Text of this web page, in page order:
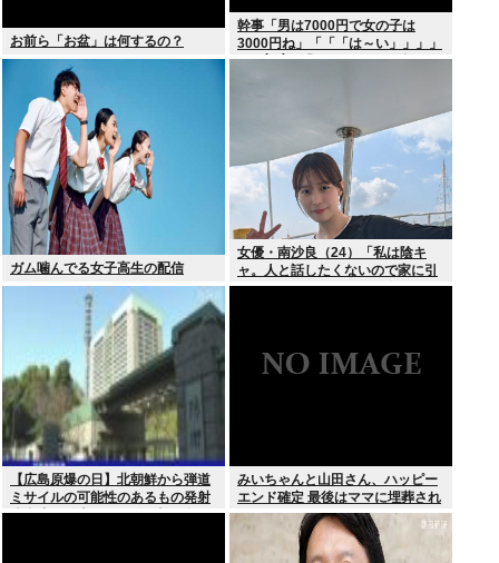
お前ら「お盆」は何するの？
幹事「男は7000円で女の子は
3000円ね」「「「は～い」」」」
（ヽ´ん`）「あ？ ちょっと待て
ガム噛んでる女子高生の配信
女優・南沙良（24）「私は陰キ
ャ。人と話したくないので家に引
きこもってPCでアニメを観ていた
【広島原爆の日】北朝鮮から弾道
ミサイルの可能性のあるもの発射
防衛省が発表8月6日 17時12分配
みいちゃんと山田さん、ハッピー
エンド確定 最後はママに埋葬され
る